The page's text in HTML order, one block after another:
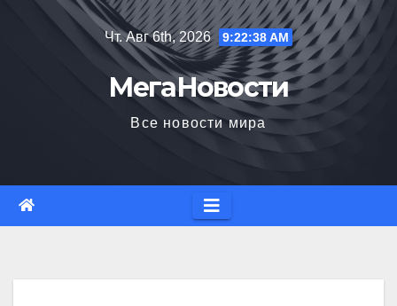
Чт. Авг 6th, 2026 9:22:40 AM
МегаНовости
Все новости мира